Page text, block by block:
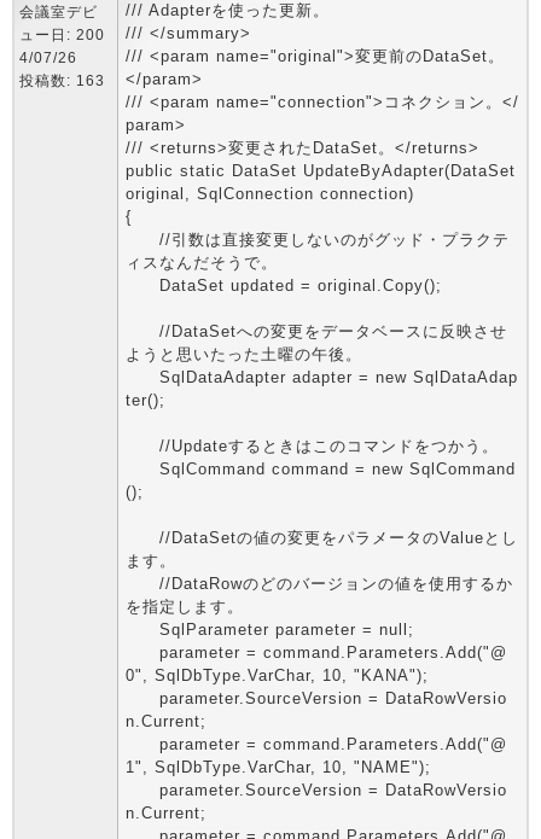
会議室デビ
ュー日: 200
4/07/26
投稿数: 163
/// Adapterを使った更新。
/// </summary>
/// <param name="original">変更前のDataSet。
</param>
/// <param name="connection">コネクション。</
param>
/// <returns>変更されたDataSet。</returns>
public static DataSet UpdateByAdapter(DataSet
original, SqlConnection connection)
{
//引数は直接変更しないのがグッド・プラクテ
ィスなんだそうで。
DataSet updated = original.Copy();
//DataSetへの変更をデータベースに反映させ
ようと思いたった土曜の午後。
SqlDataAdapter adapter = new SqlDataAdap
ter();
//Updateするときはこのコマンドをつかう。
SqlCommand command = new SqlCommand
();
//DataSetの値の変更をパラメータのValueとし
ます。
//DataRowのどのバージョンの値を使用するか
を指定します。
SqlParameter parameter = null;
parameter = command.Parameters.Add("@
0", SqlDbType.VarChar, 10, "KANA");
parameter.SourceVersion = DataRowVersio
n.Current;
parameter = command.Parameters.Add("@
1", SqlDbType.VarChar, 10, "NAME");
parameter.SourceVersion = DataRowVersio
n.Current;